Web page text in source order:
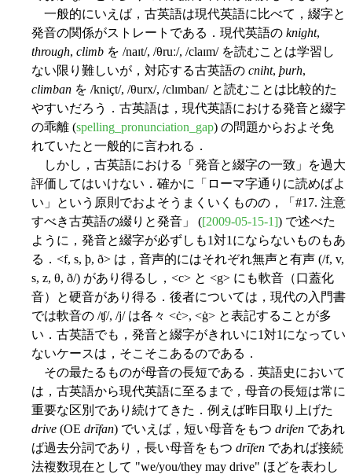
一般的にいえば，古英語は現代英語に比べて，綴字と
発音の関係がストレートである．現代英語の knight,
through, climb を /naɪt/, /θruː/, /claɪm/ を読むことは学習し
ない限り難しいが，対応する古英語の cniht, þurh,
climban を /kniçt/, /θurx/, /clɪmban/ と読むことは比較的た
やすいだろう．古英語は，現代英語における発音と綴字
の乖離 (spelling_pronunciation_gap) の問題からおよそ免
れていたと一般的に言われる．
しかし，古英語における「発音と綴字の一致」を過大
評価してはいけない．確かに「ローマ字通りに読めばよ
い」という原則でおよそうまくいくものの，「#17. 注意
すべき古英語の綴りと発音」 ([2009-05-15-1]) で述べた
ように，発音と綴字が必ずしも1対1にならないものもあ
る．<f, s, þ, ð> は，音声的にはそれぞれ無声と有声 (/f, v,
s, z, θ, ð/) があり得るし，<c> と <g> にも軟音（口蓋化
音）と硬音があり得る．後者については，現代の入門書
では軟音の /ʧ/, /j/ は各々 <ċ>, <ġ> と表記することが多
い．古英語でも，発音と綴字がきれいに1対1になってい
ないケースは，そこそこあるのである．
その最たるものが母音の長短である．英語史において
は，古英語から現代英語に至るまで，母音の長短は常に
重要な区別であり続けてきた．例えば昨日取り上げた
drive (OE drīfan) でいえば，短い母音をもつ drifen であれ
ば過去分詞であり，長い母音をもつ drīfen であれば接続
法複数現在として "we/you/they may drive" ほどを表わし